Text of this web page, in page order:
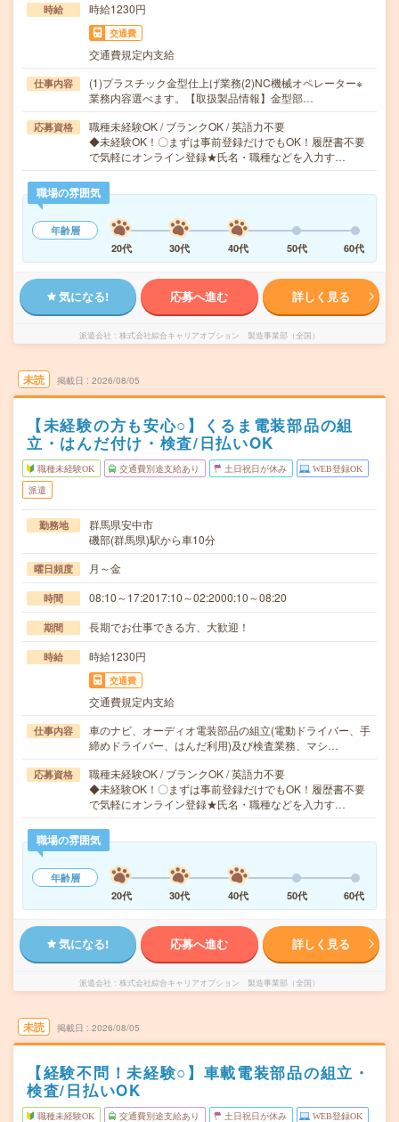
時給 時給1230円
交通費
交通費規定内支給
仕事内容
(1)プラスチック金型仕上げ業務(2)NC機械オペレーター※
業務内容選べます。【取扱製品情報】金型部…
応募資格
職種未経験OK / ブランクOK / 英語力不要
◆未経験OK！〇まずは事前登録だけでもOK！履歴書不要
で気軽にオンライン登録★氏名・職種などを入力す…
職場の雰囲気
年齢層
20代
30代 40代 50代 60代
気になる! 応募へ進む 詳しく見る
派遣会社 株式会社綜合キャリアオプション 製造事業部（全国）
未読 掲載日 2026/08/05
【未経験の方も安心○】くるま電装部品の組
立・はんだ付け・検査/日払いOK
職種未経験OK 交通費別途支給あり 土日祝日が休み WEB登録OK
派遣
勤務地
群馬県安中市
磯部(群馬県)駅から車10分
曜日頻度 月～金
時間 08:10～17:2017:10～02:2000:10～08:20
期間 長期でお仕事できる方、大歓迎！
時給 時給1230円
交通費
交通費規定内支給
仕事内容
車のナビ、オーディオ電装部品の組立(電動ドライバー、手
締めドライバー、はんだ利用)及び検査業務、マシ…
応募資格
職種未経験OK / ブランクOK / 英語力不要
◆未経験OK！〇まずは事前登録だけでもOK！履歴書不要
で気軽にオンライン登録★氏名・職種などを入力す…
職場の雰囲気
年齢層
20代
30代 40代 50代 60代
気になる! 応募へ進む 詳しく見る
派遣会社 株式会社綜合キャリアオプション 製造事業部（全国）
未読 掲載日 2026/08/05
【経験不問！未経験○】車載電装部品の組立・
検査/日払いOK
職種未経験OK 交通費別途支給あり 土日祝日が休み WEB登録OK